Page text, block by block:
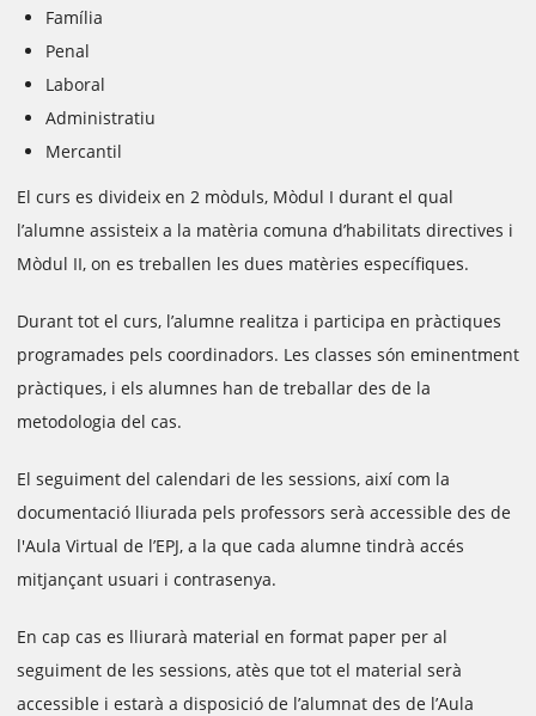
Família
Penal
Laboral
Administratiu
Mercantil
El curs es divideix en 2 mòduls, Mòdul I durant el qual
l’alumne assisteix a la matèria comuna d’habilitats directives i
Mòdul II, on es treballen les dues matèries específiques.
Durant tot el curs, l’alumne realitza i participa en pràctiques
programades pels coordinadors. Les classes són eminentment
pràctiques, i els alumnes han de treballar des de la
metodologia del cas.
El seguiment del calendari de les sessions, així com la
documentació lliurada pels professors serà accessible des de
l'Aula Virtual de l’EPJ, a la que cada alumne tindrà accés
mitjançant usuari i contrasenya.
En cap cas es lliurarà material en format paper per al
seguiment de les sessions, atès que tot el material serà
accessible i estarà a disposició de l’alumnat des de l’Aula